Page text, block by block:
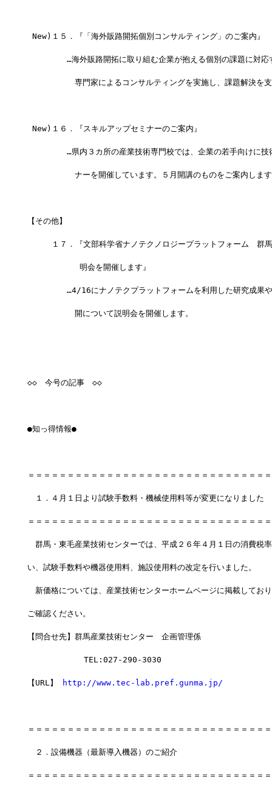
New)１５．『「海外販路開拓個別コンサルティング」のご案内』
…海外販路開拓に取り組む企業が抱える個別の課題に対応
専門家によるコンサルティングを実施し、課題解決を支
New)１６．『スキルアップセミナーのご案内』
…県内３カ所の産業技術専門校では、企業の若手向けに技
ナーを開催しています。５月開講のものをご案内します
【その他】
１７．『文部科学省ナノテクノロジープラットフォーム　群
明会を開催します』
…4/16にナノテクプラットフォームを利用した研究成果や
開について説明会を開催します。
◇◇　今号の記事　◇◇
●知っ得情報●
＝＝＝＝＝＝＝＝＝＝＝＝＝＝＝＝＝＝＝＝＝＝＝＝＝＝＝＝＝＝
１．４月１日より試験手数料・機械使用料等が変更になりました
＝＝＝＝＝＝＝＝＝＝＝＝＝＝＝＝＝＝＝＝＝＝＝＝＝＝＝＝＝＝
群馬・東毛産業技術センターでは、平成２６年４月１日の消費税
い、試験手数料や機器使用料、施設使用料の改定を行いました。
新価格については、産業技術センターホームページに掲載してお
ご確認ください。
【問合せ先】群馬産業技術センター　企画管理係
         　 TEL:027-290-3030
【URL】 http://www.tec-lab.pref.gunma.jp/
＝＝＝＝＝＝＝＝＝＝＝＝＝＝＝＝＝＝＝＝＝＝＝＝＝＝＝＝＝＝
２．設備機器（最新導入機器）のご紹介
＝＝＝＝＝＝＝＝＝＝＝＝＝＝＝＝＝＝＝＝＝＝＝＝＝＝＝＝＝＝